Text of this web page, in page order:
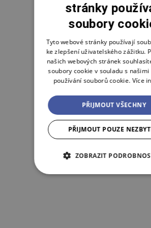
stránky
soubory
Tyto webové stránky používají
ke zlepšení uživatelského zážitku.
našich webových stránek
soubory cookie v souladu s
používání souborů cookie. Více
PŘIJMOUT VŠECHNY
PŘIJMOUT POUZE
ZOBRAZIT